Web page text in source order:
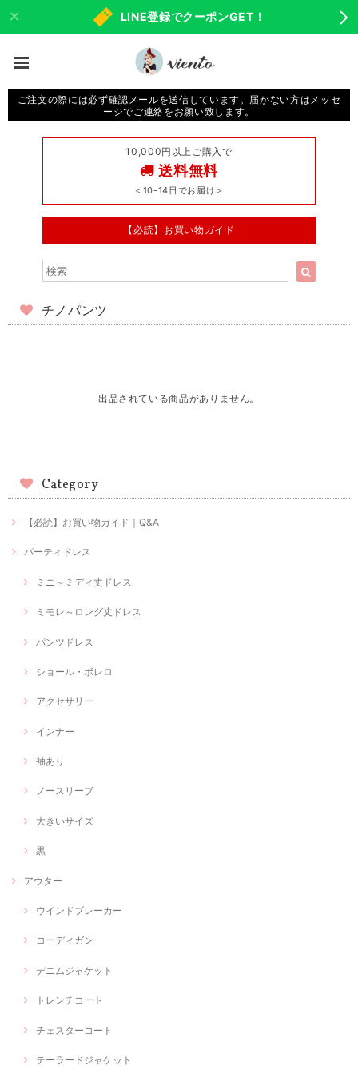
LINE登録でクーポンGET！
ご注文の際には必ず確認メールを送信しています。届かない方はメッセ
ージでご連絡をお願い致します。
10,000円以上ご購入で
送料無料
＜10-14日でお届け＞
【必読】お買い物ガイド
チノパンツ
出品されている商品がありません。
Category
【必読】お買い物ガイド｜Q&A
パーティドレス
ミニ～ミディ丈ドレス
ミモレ～ロング丈ドレス
パンツドレス
ショール・ボレロ
アクセサリー
インナー
袖あり
ノースリーブ
大きいサイズ
黒
アウター
ウインドブレーカー
コーディガン
デニムジャケット
トレンチコート
チェスターコート
テーラードジャケット